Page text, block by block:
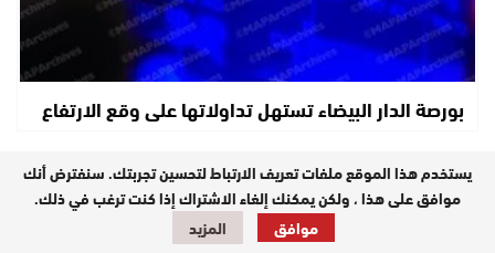
بورصة الدار البيضاء تستهل تداولاتها على وقع الارتفاع
مستجدات
يستخدم هذا الموقع ملفات تعريف الارتباط لتحسين تجربتك. سنفترض أنك
موافق على هذا ، ولكن يمكنك إلغاء الاشتراك إذا كنت ترغب في ذلك.
موافق
المزيد